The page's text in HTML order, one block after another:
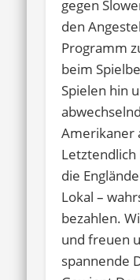
gegen
den
Programm
beim
Spielen hin
Amerikaner
Letztendlich
die
Lokal –
bezahlen.
und freuen
spannende